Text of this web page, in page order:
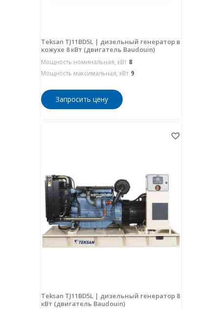
Teksan TJ11BD5L | дизельный генератор в
кожухе 8 кВт (двигатель Baudouin)
Мощность номинальная, кВт 8
Мощность максимальная, кВт 9
Запросить цену
Teksan TJ11BD5L | дизельный генератор 8
кВт (двигатель Baudouin)